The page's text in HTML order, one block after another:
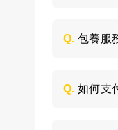
Q. 包養服
Q. 如何支